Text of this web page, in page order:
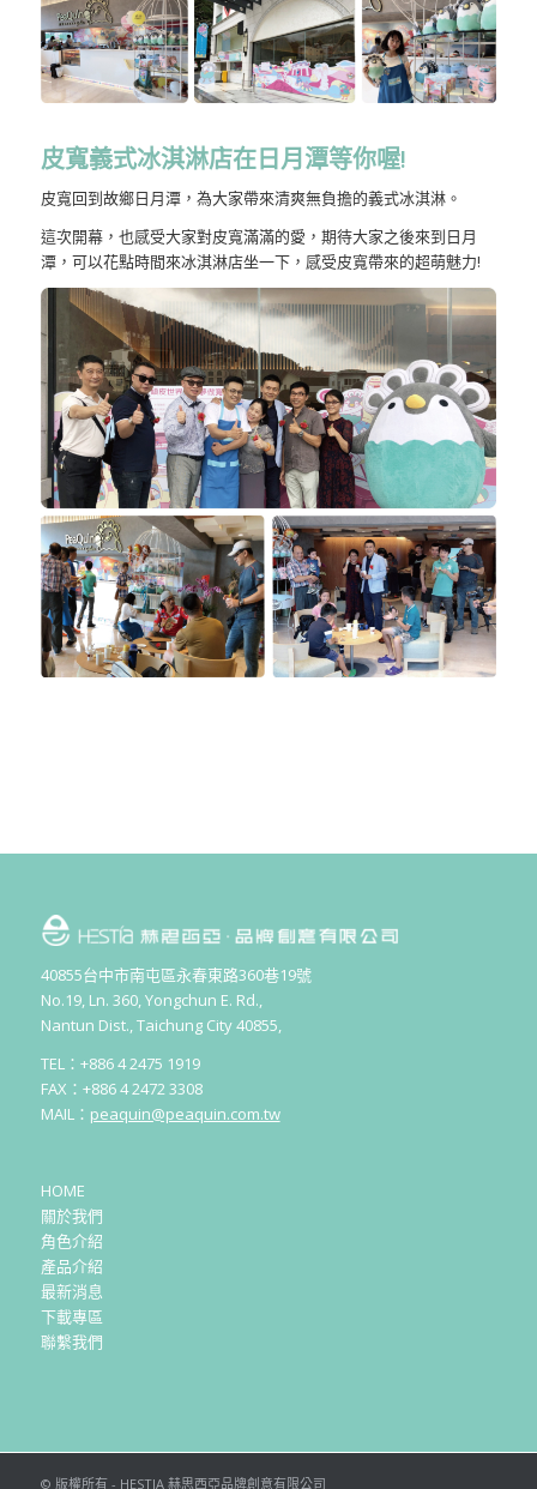
皮寬義式冰淇淋店在日月潭等你喔!
皮寬回到故鄉日月潭，為大家帶來清爽無負擔的義式冰淇淋。
這次開幕，也感受大家對皮寬滿滿的愛，期待大家之後來到日月
潭，可以花點時間來冰淇淋店坐一下，感受皮寬帶來的超萌魅力!
40855台中市南屯區永春東路360巷19號
No.19, Ln. 360, Yongchun E. Rd.,
Nantun Dist., Taichung City 40855,
TEL：+886 4 2475 1919
FAX：+886 4 2472 3308
MAIL： peaquin@peaquin.com.tw
HOME
關於我們
角色介紹
產品介紹
最新消息
下載專區
聯繫我們
© 版權所有 - HESTIA 赫思西亞品牌創意有限公司